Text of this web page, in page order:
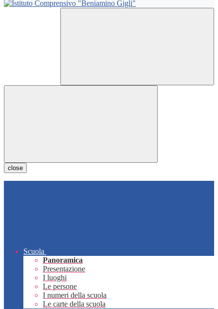
close
Scuola
Panoramica
Presentazione
I luoghi
Le persone
I numeri della scuola
Le carte della scuola